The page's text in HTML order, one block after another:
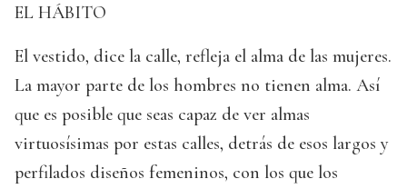
EL HÁBITO
El vestido, dice la calle, refleja el alma de las mujeres.
La mayor parte de los hombres no tienen alma. Así
que es posible que seas capaz de ver almas
virtuosísimas por estas calles, detrás de esos largos y
perfilados diseños femeninos, con los que los